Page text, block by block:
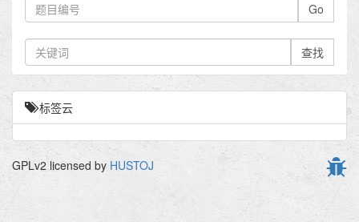
Go
查找
标签云
GPLv2 licensed by HUSTOJ